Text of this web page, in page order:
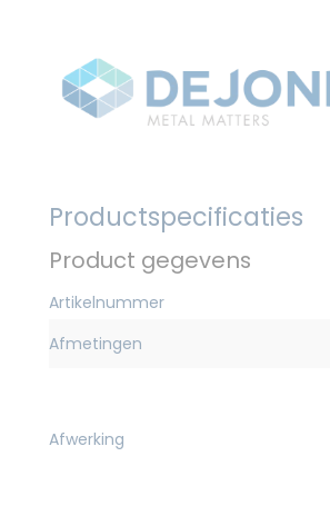
Productspecificaties
Product gegevens
Artikelnummer
Afmetingen
Afwerking